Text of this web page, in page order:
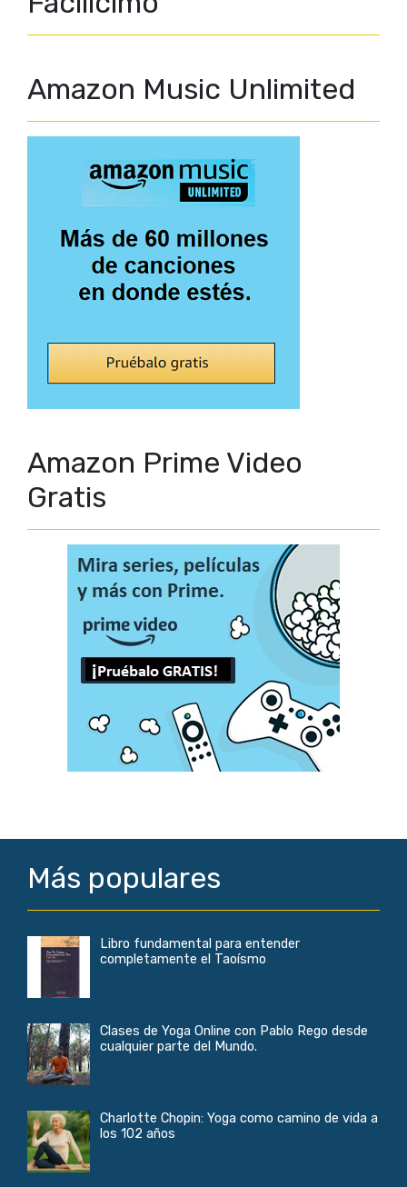
Amazon Music Unlimited
Amazon Prime Video
Gratis
Más populares
Libro fundamental para entender
completamente el Taoísmo
Clases de Yoga Online con Pablo Rego desde
cualquier parte del Mundo.
Charlotte Chopin: Yoga como camino de vida a
los 102 años